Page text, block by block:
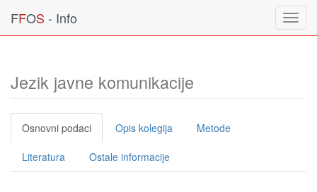
FFOS - Info
Jezik javne komunikacije
Osnovni podaci Opis kolegija Metode
Literatura Ostale informacije